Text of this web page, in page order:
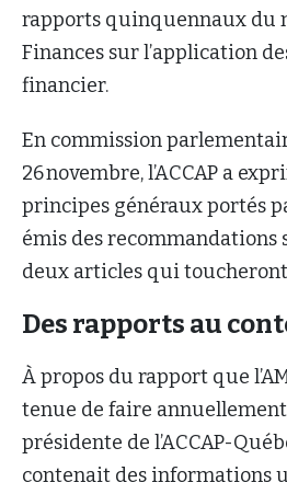
rapports quinquennaux du
Finances sur l’application
financier.
En commission
26 novembre, l’ACCAP a
principes généraux portés
émis des recommandations
deux articles qui
Des rapports au
À propos du rapport que
tenue de faire
présidente de l’ACCAP-
contenait des informations